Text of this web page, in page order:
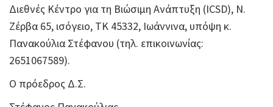
Διεθνές Κέντρο για τη Βιώσιμη Ανάπτυξη (ICSD), Ν.
Ζέρβα 65, ισόγειο, ΤΚ 45332, Ιωάννινα, υπόψη κ.
Πανακούλια Στέφανου (τηλ. επικοινωνίας:
2651067589).
Ο πρόεδρος Δ.Σ.